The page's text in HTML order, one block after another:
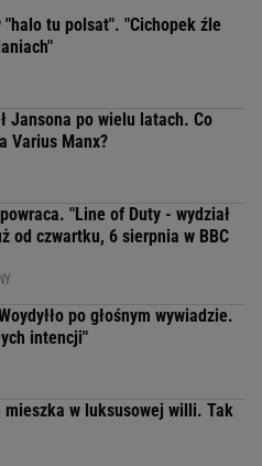
"halo tu polsat". "Cichopek źle
Jansona po wielu latach. Co
Varius Manx?
"Line of Duty - wydział
od czwartku, 6 sierpnia w BBC
po głośnym wywiadzie.
intencji"
mieszka w luksusowej willi. Tak